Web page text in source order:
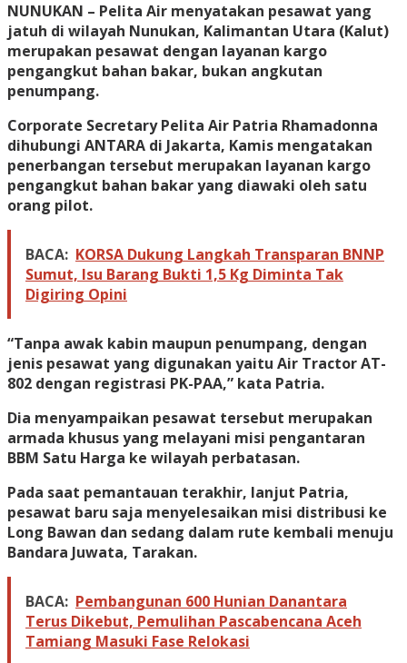
NUNUKAN – Pelita Air menyatakan pesawat yang
jatuh di wilayah Nunukan, Kalimantan Utara (Kalut)
merupakan pesawat dengan layanan kargo
pengangkut bahan bakar, bukan angkutan
penumpang.
Corporate Secretary Pelita Air Patria Rhamadonna
dihubungi ANTARA di Jakarta, Kamis mengatakan
penerbangan tersebut merupakan layanan kargo
pengangkut bahan bakar yang diawaki oleh satu
orang pilot.
BACA: KORSA Dukung Langkah Transparan BNNP
Sumut, Isu Barang Bukti 1,5 Kg Diminta Tak
Digiring Opini
“Tanpa awak kabin maupun penumpang, dengan
jenis pesawat yang digunakan yaitu Air Tractor AT-
802 dengan registrasi PK-PAA,” kata Patria.
Dia menyampaikan pesawat tersebut merupakan
armada khusus yang melayani misi pengantaran
BBM Satu Harga ke wilayah perbatasan.
Pada saat pemantauan terakhir, lanjut Patria,
pesawat baru saja menyelesaikan misi distribusi ke
Long Bawan dan sedang dalam rute kembali menuju
Bandara Juwata, Tarakan.
BACA: Pembangunan 600 Hunian Danantara
Terus Dikebut, Pemulihan Pascabencana Aceh
Tamiang Masuki Fase Relokasi